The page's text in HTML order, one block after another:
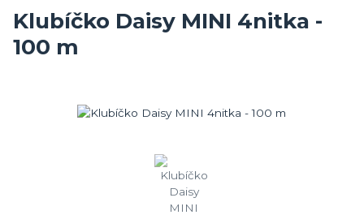
Klubíčko Daisy MINI 4nitka -
100 m